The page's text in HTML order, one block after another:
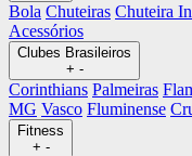
Bola Chuteiras Chuteira
Acessórios
Clubes Brasileiros
+ -
Corinthians Palmeiras
MG Vasco Fluminense
Fitness
+ -